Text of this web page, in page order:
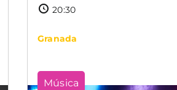
20:30
Granada
Música